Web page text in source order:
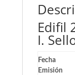
Edifil
I.
Fecha
Emisión